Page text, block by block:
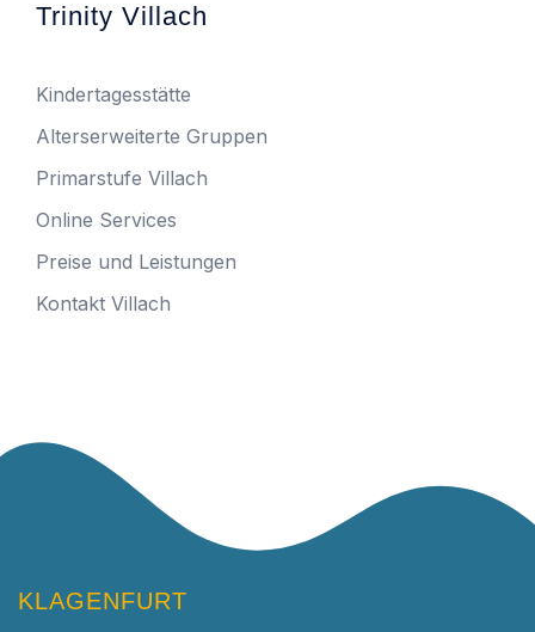
Trinity Villach
Kindertagesstätte
Alterserweiterte Gruppen
Primarstufe Villach
Online Services
Preise und Leistungen
Kontakt Villach
KLAGENFURT